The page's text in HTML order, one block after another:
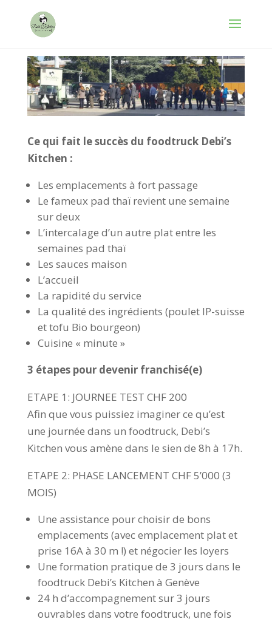
Ce qui fait le succès du foodtruck Debi’s
Kitchen :
Les emplacements à fort passage
Le fameux pad thaï revient une semaine
sur deux
L’intercalage d’un autre plat entre les
semaines pad thaï
Les sauces maison
L’accueil
La rapidité du service
La qualité des ingrédients (poulet IP-suisse
et tofu Bio bourgeon)
Cuisine « minute »​
​3 étapes pour devenir franchisé(e)
ETAPE 1: JOURNEE TEST CHF 200
Afin que vous puissiez imaginer ce qu’est
une journée dans un foodtruck, Debi’s
Kitchen vous amène dans le sien de 8h à 17h.
ETAPE 2: PHASE LANCEMENT CHF 5’000 (3
MOIS)
Une assistance pour choisir de bons
emplacements (avec emplacement plat et
prise 16A à 30 m !) et négocier les loyers
Une formation pratique de 3 jours dans le
foodtruck Debi’s Kitchen à Genève
24 h d’accompagnement sur 3 jours
ouvrables dans votre foodtruck, une fois